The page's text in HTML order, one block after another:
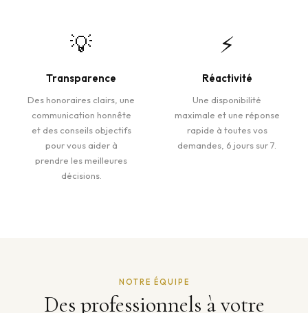
💡
Transparence
Des honoraires clairs, une
communication honnête
et des conseils objectifs
pour vous aider à
prendre les meilleures
décisions.
⚡
Réactivité
Une disponibilité
maximale et une réponse
rapide à toutes vos
demandes, 6 jours sur 7.
NOTRE ÉQUIPE
Des professionnels à votre